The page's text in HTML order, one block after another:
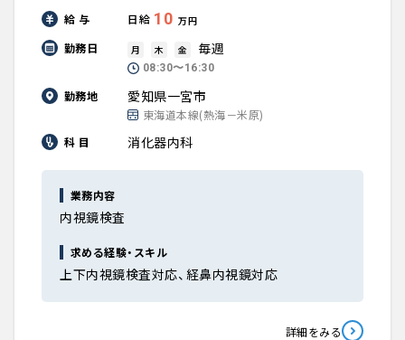
給 与 日給 10 万円
勤務日 月 木 金 毎週
08:30〜16:30
勤務地 愛知県一宮市
東海道本線(熱海－米原)
科 目
消化器内科
業務内容
内視鏡検査
求める経験・スキル
上下内視鏡検査対応、経鼻内視鏡対応
詳細をみる